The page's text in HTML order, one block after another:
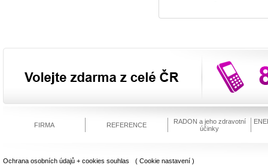
FIRMA REFERENCE RADON a jeho zdravotní
účinky
Ochrana osobních údajů + cookies souhlas ( Cookie nastavení )